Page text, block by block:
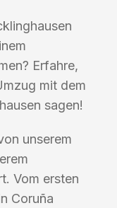
Erfahre,
mit dem
sagen!
unserem
Vom ersten
Coruña